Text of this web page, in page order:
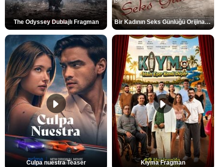
The Odyssey Dublajlı Fragman Bir Kadının Seks Günlüğü Orijinal Fragman
Culpa nuestra Teaser Kıyma Fragman